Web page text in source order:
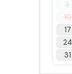
3
10
17
24
31